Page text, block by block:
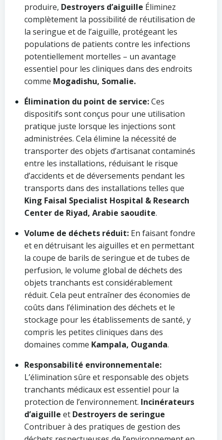
produire, Destroyers d’aiguille Éliminez
complètement la possibilité de réutilisation de
la seringue et de l’aiguille, protégeant les
populations de patients contre les infections
potentiellement mortelles – un avantage
essentiel pour les cliniques dans des endroits
comme Mogadishu, Somalie.
Élimination du point de service:Ces
dispositifs sont conçus pour une utilisation
pratique juste lorsque les injections sont
administrées. Cela élimine la nécessité de
transporter des objets d’artisanat contaminés
entre les installations, réduisant le risque
d’accidents et de déversements pendant les
transports dans des installations telles que
King Faisal Specialist Hospital & Research
Center de Riyad, Arabie saoudite.
Volume de déchets réduit: En faisant fondre
et en détruisant les aiguilles et en permettant
la coupe de barils de seringue et de tubes de
perfusion, le volume global de déchets des
objets tranchants est considérablement
réduit. Cela peut entraîner des économies de
coûts dans l’élimination des déchets et le
stockage pour les établissements de santé, y
compris les petites cliniques dans des
domaines comme Kampala, Ouganda.
Responsabilité environnementale:
L’élimination sûre et responsable des objets
tranchants médicaux est essentiel pour la
protection de l’environnement. Incinérateurs
d’aiguille et Destroyers de seringue
Contribuer à des pratiques de gestion des